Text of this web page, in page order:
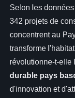
Selon les
342 projets de
concentrent au
transforme
révolutionne-t-elle
durable pays
d'innovation et